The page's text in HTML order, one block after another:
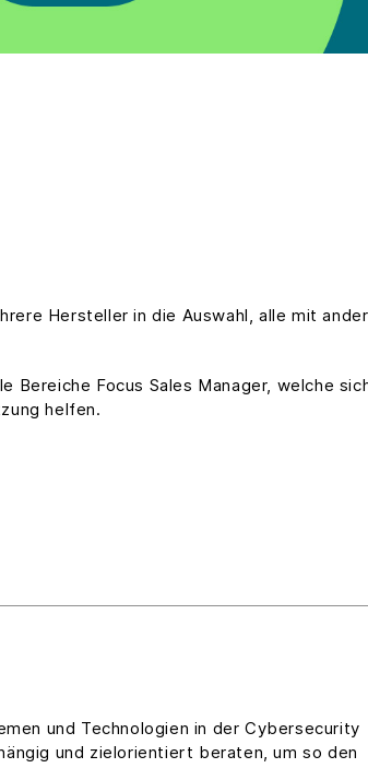
Hersteller in die Auswahl, alle mit
Bereiche Focus Sales Manager, welche
helfen.
und Technologien in der Cybersecurity
und zielorientiert beraten, um so den